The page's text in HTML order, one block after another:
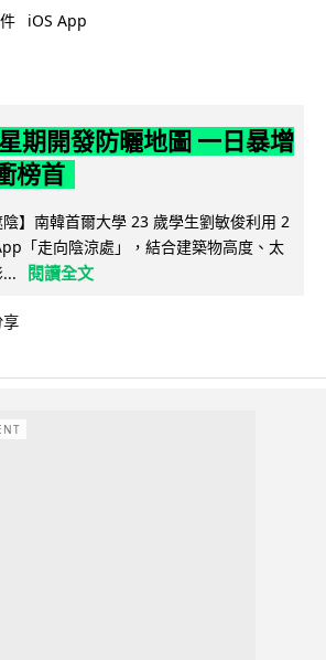
iOS App
期開發防曬地圖 一日暴增
榜首
陰】南韓首爾大學 23 歲學生劉敏俊利用 2
「走向陰涼處」，結合建築物高度、太
閱讀全文